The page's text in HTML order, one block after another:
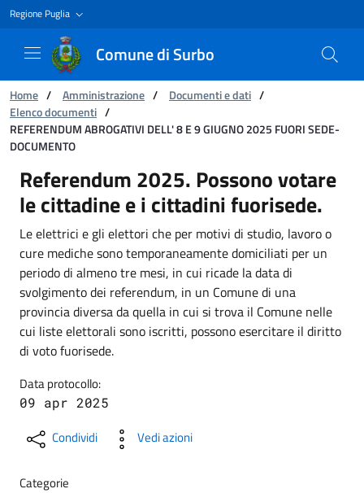
Regione Puglia
Comune di Surbo
Ti trovi in:
Home / Amministrazione / Documenti e dati /
Elenco documenti /
REFERENDUM ABROGATIVI DELL' 8 E 9 GIUGNO 2025 FUORI SEDE-
DOCUMENTO
REFERENDUM ABROGATIVI DELL' 8 E 9
Referendum 2025. Possono votare
le cittadine e i cittadini fuorisede.
Le elettrici e gli elettori che per motivi di studio, lavoro o
cure mediche sono temporaneamente domiciliati per un
periodo di almeno tre mesi, in cui ricade la data di
svolgimento dei referendum, in un Comune di una
provincia diversa da quella in cui si trova il Comune nelle
cui liste elettorali sono iscritti, possono esercitare il diritto
di voto fuorisede.
Data protocollo:
09 apr 2025
Condividi Vedi azioni
Categorie